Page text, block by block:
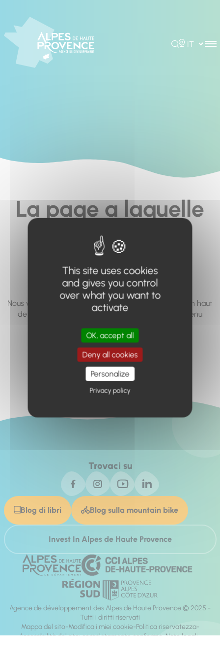
Rechercher
Choisir la
La page a laquelle
vous cherchez à
accéder n'existe
pas... ou plus.
Nous vous invitons à utiliser le moteur de recherche en haut
de page, ou à utiliser le menu pour trouver le contenu
Retour à l'accueil
Trovaci su
Blog di libri Blog sulla mountain bike
Invest In Alpes de Haute Provence
Agence de développement des Alpes de Haute Provence © 2025 -
Tutti i diritti riservati
Mappa del sito Modifica i miei cookie Politica riservatezza
Accessibilità del sito: completamente conforme Note legali
This site uses cookies
and gives you control
over what you want to
activate
OK, accept all
Deny all cookies
Personalize
Privacy policy